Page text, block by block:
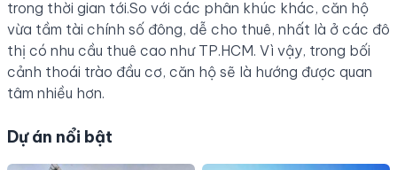
trong thời gian tới.So với các phân khúc khác, căn hộ
vừa tầm tài chính số đông, dễ cho thuê, nhất là ở các đô
thị có nhu cầu thuê cao như TP.HCM. Vì vậy, trong bối
cảnh thoái trào đầu cơ, căn hộ sẽ là hướng được quan
tâm nhiều hơn.
Dự án nổi bật